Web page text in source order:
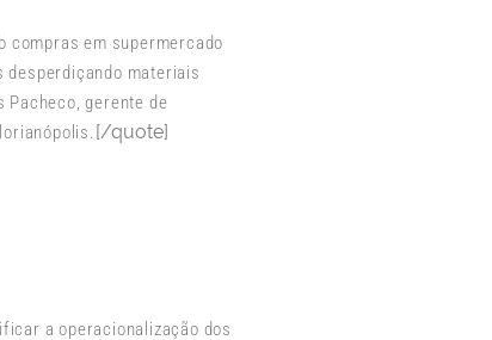
compras em supermercado
desperdiçando materiais
Pacheco, gerente de
[/quote]
a operacionalização dos